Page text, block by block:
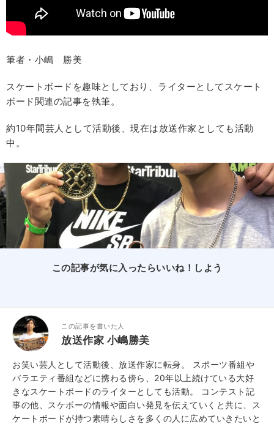
筆者・小嶋 勝美
スケートボードを趣味としており、ライターとしてスケート
ボード関連の記事を執筆。
約10年間芸人として活動後、現在は放送作家としても活動
中。
この記事が気に入ったらいいね！しよう
この記事を書いた人
放送作家 小嶋勝美
お笑い芸人として活動後、放送作家に転身。 スポーツ番組や
バラエティ番組などに携わる傍ら、20年以上続けている大好
きなスケートボードのライターとしても活動。 コンテスト記
事の他、スケボーの情報や面白い発見を伝えていくと共に、ス
ケートボードが持つ素晴らしさを多くの人に広めていきたいと